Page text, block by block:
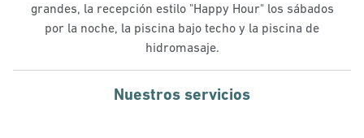
grandes, la recepción estilo "Happy Hour" los sábados
por la noche, la piscina bajo techo y la piscina de
hidromasaje.
Nuestros servicios